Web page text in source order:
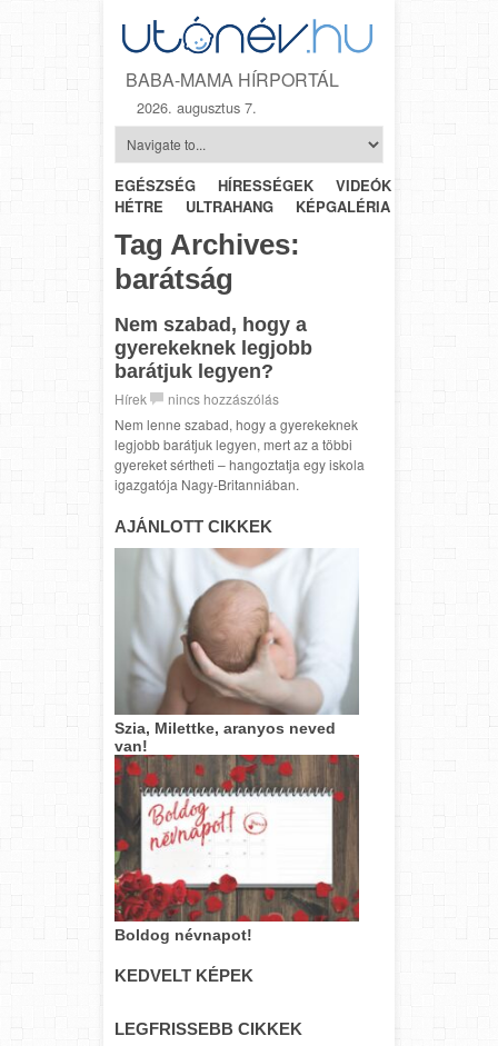
BABA-MAMA HÍRPORTÁL
2026. augusztus 7.
EGÉSZSÉG HÍRESSÉGEK VIDEÓK
HÉTRŐL-
HÉTRE
ULTRAHANG KÉPGALÉRIA
Tag Archives:
barátság
Nem szabad, hogy a
gyerekeknek legjobb
barátjuk legyen?
Hírek
nincs hozzászólás
Nem lenne szabad, hogy a gyerekeknek
legjobb barátjuk legyen, mert az a többi
gyereket sértheti – hangoztatja egy iskola
igazgatója Nagy-Britanniában.
AJÁNLOTT CIKKEK
Szia, Milettke, aranyos neved
van!
Boldog névnapot!
KEDVELT KÉPEK
LEGFRISSEBB CIKKEK